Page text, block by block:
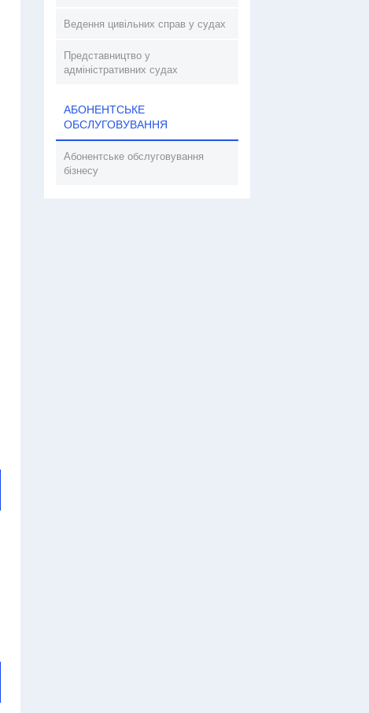
Ведення цивільних справ у судах
Представництво у
адміністративних судах
АБОНЕНТСЬКЕ
ОБСЛУГОВУВАННЯ
Абонентське обслуговування
бізнесу